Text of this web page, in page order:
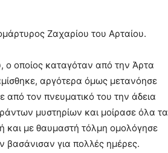
Ζαχαρίου του Αρταίου.
ο οποίος καταγόταν από την Άρτα
αργότερα όμως μετανόησε
από τον πνευματικό του την άδεια
μυστηρίων και μοίρασε όλα τα
και με θαυμαστή τόλμη ομολόγησε
βασάνισαν για πολλές ημέρες.